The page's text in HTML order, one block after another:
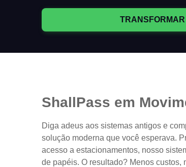
ShallPass em
Diga adeus aos sistemas antigos e
solução moderna que você esperava.
acesso a estacionamentos, nosso
de papéis. O resultado? Menos custos,